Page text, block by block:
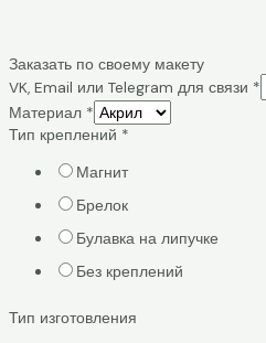
Заказать по своему макету
VK, Email или Telegram для связи *
Материал *
Тип креплений *
Магнит
Брелок
Булавка на липучке
Без креплений
Тип изготовления